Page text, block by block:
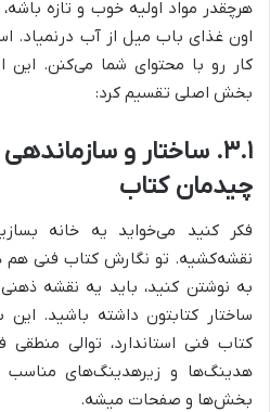
هرچقدر مواد اولیه خوب و تازه
اون غذای باب میل از آب درنمیاد.
کار رو با محتوای شما می‌کنن. این
بخش اصلی تقسیم کرد:
۳.۱. ساختار و
چیدمان کتاب
فکر کنید می‌خواید یه خانه
نقشه‌کشیه. تو نگارش کتاب فنی هم
به نوشتن کنید، باید یه نقشه
ساختار کتابتون داشته باشید.
کتاب فنی استاندارد، توالی
هدینگ‌ها و زیرهدینگ‌های مناسب و
بخش‌ها و صفحات میشه.